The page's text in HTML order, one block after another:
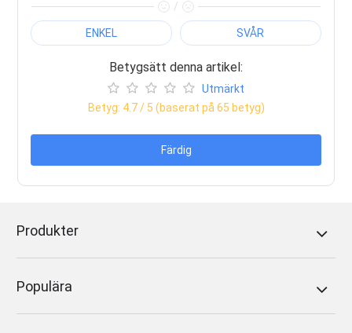
/
ENKEL SVÅR
Betygsätt denna artikel:
Utmärkt
Betyg: 4.7/ 5 (baserat på65 betyg)
Färdig
Produkter
Populära